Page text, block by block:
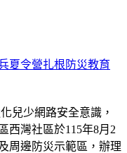
夏令營扎根防災教育
兒少網路安全意識，
西灣社區於115年8月2
周邊防災示範區，辦理